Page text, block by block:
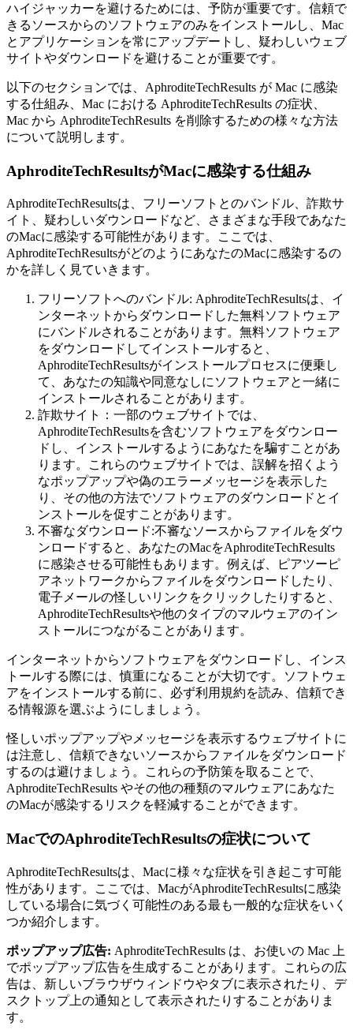
ハイジャッカーを避けるためには、予防が重要です。信頼で
きるソースからのソフトウェアのみをインストールし、Mac
とアプリケーションを常にアップデートし、疑わしいウェブ
サイトやダウンロードを避けることが重要です。
以下のセクションでは、AphroditeTechResults が Mac に感染
する仕組み、Mac における AphroditeTechResults の症状、
Mac から AphroditeTechResults を削除するための様々な方法
について説明します。
AphroditeTechResultsがMacに感染する仕組み
AphroditeTechResultsは、フリーソフトとのバンドル、詐欺サ
イト、疑わしいダウンロードなど、さまざまな手段であなた
のMacに感染する可能性があります。ここでは、
AphroditeTechResultsがどのようにあなたのMacに感染するの
かを詳しく見ていきます。
フリーソフトへのバンドル: AphroditeTechResultsは、イ
ンターネットからダウンロードした無料ソフトウェア
にバンドルされることがあります。無料ソフトウェア
をダウンロードしてインストールすると、
AphroditeTechResultsがインストールプロセスに便乗し
て、あなたの知識や同意なしにソフトウェアと一緒に
インストールされることがあります。
詐欺サイト：一部のウェブサイトでは、
AphroditeTechResultsを含むソフトウェアをダウンロー
ドし、インストールするようにあなたを騙すことがあ
ります。これらのウェブサイトでは、誤解を招くよう
なポップアップや偽のエラーメッセージを表示した
り、その他の方法でソフトウェアのダウンロードとイ
ンストールを促すことがあります。
不審なダウンロード:不審なソースからファイルをダウ
ンロードすると、あなたのMacをAphroditeTechResults
に感染させる可能性もあります。例えば、ピアツーピ
アネットワークからファイルをダウンロードしたり、
電子メールの怪しいリンクをクリックしたりすると、
AphroditeTechResultsや他のタイプのマルウェアのイン
ストールにつながることがあります。
インターネットからソフトウェアをダウンロードし、インス
トールする際には、慎重になることが大切です。ソフトウェ
アをインストールする前に、必ず利用規約を読み、信頼でき
る情報源を選ぶようにしましょう。
怪しいポップアップやメッセージを表示するウェブサイトに
は注意し、信頼できないソースからファイルをダウンロード
するのは避けましょう。これらの予防策を取ることで、
AphroditeTechResults やその他の種類のマルウェアにあなた
のMacが感染するリスクを軽減することができます。
MacでのAphroditeTechResultsの症状について
AphroditeTechResultsは、Macに様々な症状を引き起こす可能
性があります。ここでは、MacがAphroditeTechResultsに感染
している場合に気づく可能性のある最も一般的な症状をいく
つか紹介します。
ポップアップ広告: AphroditeTechResults は、お使いの Mac 上
でポップアップ広告を生成することがあります。これらの広
告は、新しいブラウザウィンドウやタブに表示されたり、デ
スクトップ上の通知として表示されたりすることがありま
す。